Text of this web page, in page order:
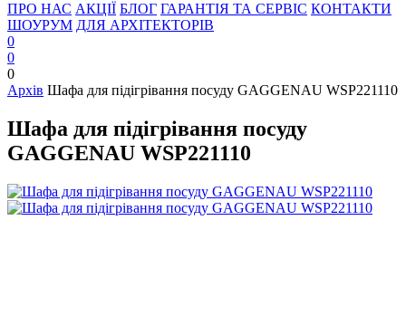
ПРО НАС АКЦІЇ БЛОГ ГАРАНТІЯ ТА СЕРВІС КОНТАКТИ
ШОУРУМ ДЛЯ АРХІТЕКТОРІВ
0
0
0
Архів Шафа для підігрівання посуду GAGGENAU WSP221110
Шафа для підігрівання посуду
GAGGENAU WSP221110